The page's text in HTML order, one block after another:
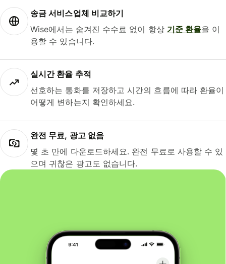
송금 서비스업체 비교하기
Wise에서는 숨겨진 수수료 없이 항상 기준 환율을 이
용할 수 있습니다.
실시간 환율 추적
선호하는 통화를 저장하고 시간의 흐름에 따라 환율이
어떻게 변하는지 확인하세요.
완전 무료, 광고 없음
몇 초 만에 다운로드하세요. 완전 무료로 사용할 수 있
으며 귀찮은 광고도 없습니다.